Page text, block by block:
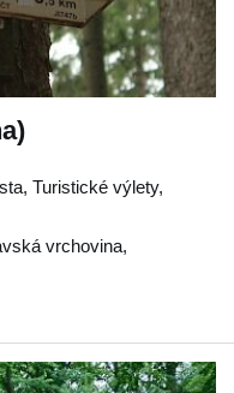
Turistické výlety,
vrchovina,